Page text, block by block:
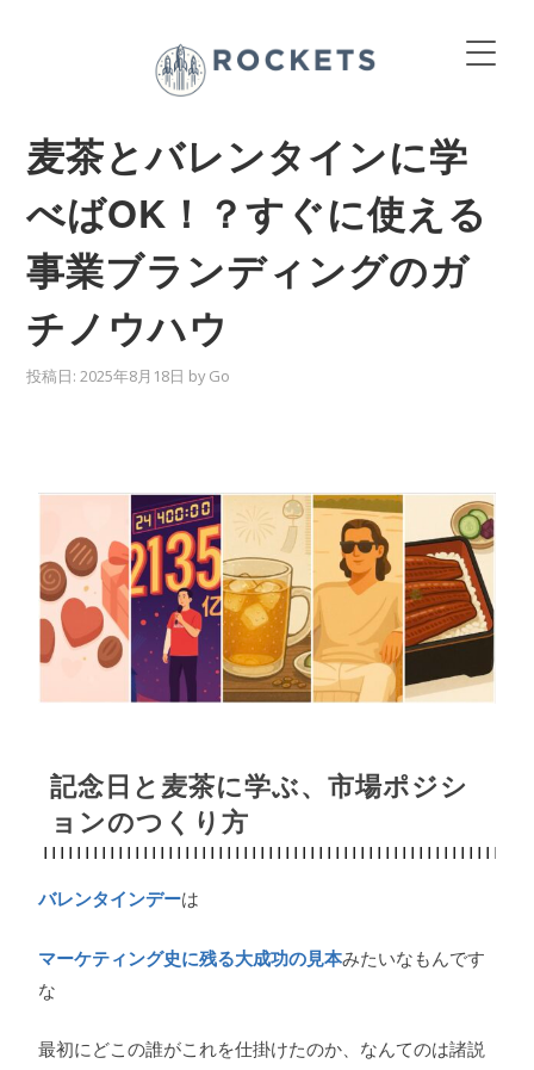
麦茶とバレンタインに学
べばOK！？すぐに使える
事業ブランディングのガ
チノウハウ
投稿日: 2025年8月18日 by Go
記念日と麦茶に学ぶ、市場ポジシ
ョンのつくり方
バレンタインデーは
マーケティング史に残る大成功の見本みたいなもんです
な
最初にどこの誰がこれを仕掛けたのか、なんてのは諸説